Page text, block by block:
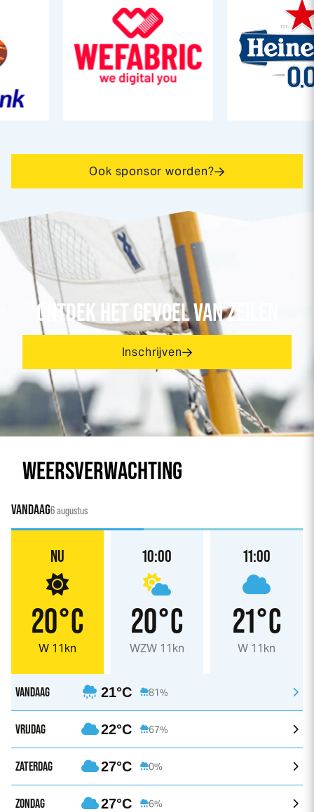
Ook sponsor worden?
ONTDEK HET GEVOEL VAN ZEILEN
Inschrijven
WEERSVERWACHTING
VANDAAG6 augustus
NU
20°C
W 11kn
10:00
20°C
WZW 11kn
11:00
21°C
W 11kn
VANDAAG 21°C 81%
VRIJDAG 22°C 67%
ZATERDAG 27°C 0%
ZONDAG 27°C 6%